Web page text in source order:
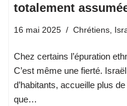
totalement
16 mai 2025 Chrétiens
Chez certains l’épuration
C’est même une fierté.
d’habitants, accueille plus
que…